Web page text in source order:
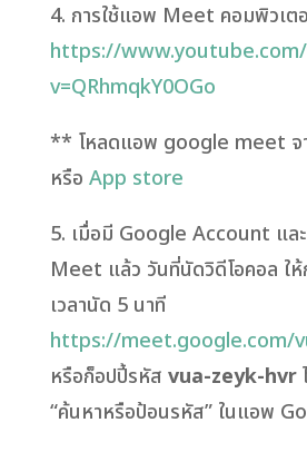
4. การใช้แอพ Meet คอมพิวเต
https://
v=QRhmqkY0OGo
** โหลดแอพ google meet จ
หรือ App store
5. เมื่อมี Google Account แล
Meet แล้ว วันที่นัดวิดีโอคอล ให้
เวลานัด 5 นาที
https://meet.google.com/
หรือก็อปปี้รหัส vua-zeyk-hvr
“ค้นหาหรือป้อนรหัส” ในแอพ